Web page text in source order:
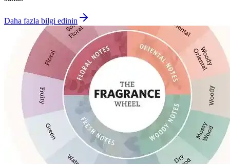
Daha fazla bilgi edinin